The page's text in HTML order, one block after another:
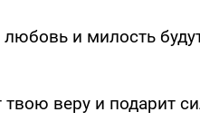
и милость
твою веру и подарит